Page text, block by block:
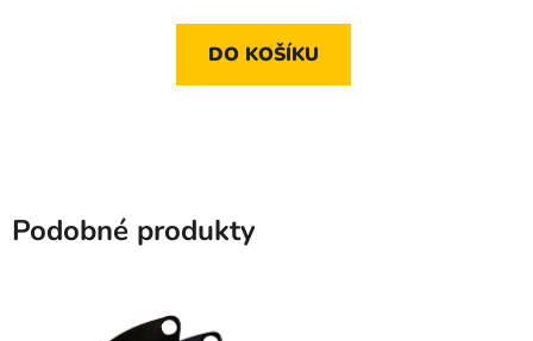
DO KOŠÍKU
Podobné produkty